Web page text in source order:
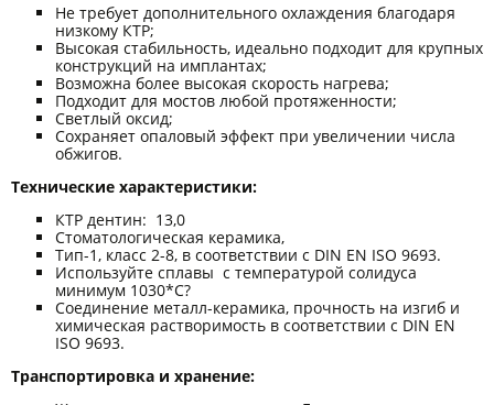
Не требует дополнительного охлаждения благодаря
низкому КТР;
Высокая стабильность, идеально подходит для крупных
конструкций на имплантах;
Возможна более высокая скорость нагрева;
Подходит для мостов любой протяженности;
Светлый оксид;
Сохраняет опаловый эффект при увеличении числа
обжигов.
Технические характеристики:
КТР дентин: 13,0
Стоматологическая керамика,
Тип-1, класс 2-8, в соответствии с DIN EN ISO 9693.
Используйте сплавы с температурой солидуса
минимум 1030*С?
Соединение металл-керамика, прочность на изгиб и
химическая растворимость в соответствии с DIN EN
ISO 9693.
Транспортировка и хранение: